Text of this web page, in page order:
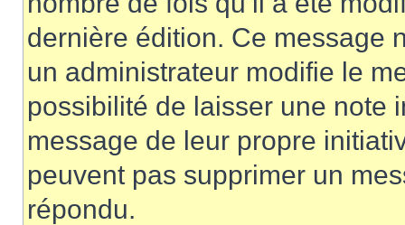
dernière édition. Ce message
un administrateur modifie le
possibilité de laisser une note
message de leur propre
peuvent pas supprimer un
répondu.